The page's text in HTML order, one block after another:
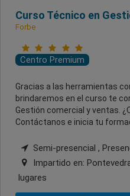
Curso Técnico en
Forbe
Centro Premium
Gracias a las herramientas
brindaremos en el curso te
Gestión comercial y ventas.
Contáctanos e inicia tu
Semi-presencial ,
Impartido en:
lugares